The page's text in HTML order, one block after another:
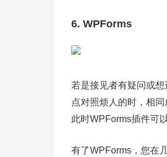
6. WPForms
若是接见者有疑问或
点对照烦人的时，相
此时WPForms插件可
有了WPForms，您在